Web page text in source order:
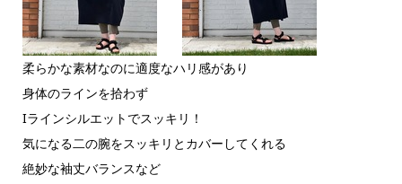
柔らかな素材なのに適度なハリ感があり
身体のラインを拾わず
Iラインシルエットでスッキリ！
気になる二の腕をスッキリとカバーしてくれる
絶妙な袖丈バランスなど